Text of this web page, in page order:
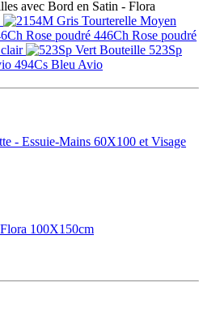
446Ch Rose poudré
523Sp
494Cs Bleu Avio
- Essuie-Mains 60X100 et Visage
100X150cm